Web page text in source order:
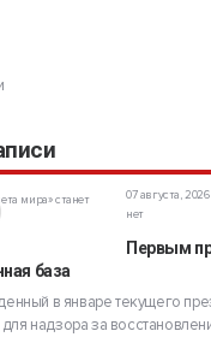
07 августа, 2026
нет
Первым
база
в январе текущего
надзора за